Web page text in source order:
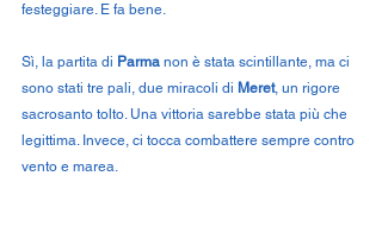
festeggiare. E fa bene.
Sì, la partita di Parma non è stata scintillante, ma ci
sono stati tre pali, due miracoli di Meret, un rigore
sacrosanto tolto. Una vittoria sarebbe stata più che
legittima. Invece, ci tocca combattere sempre contro
vento e marea.